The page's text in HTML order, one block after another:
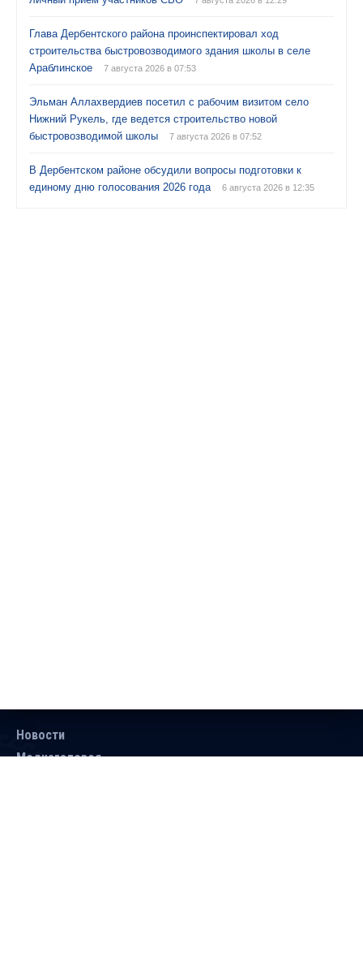
Глава Дербентского района проинспектировал ход
строительства быстровозводимого здания школы в селе
Араблинское
7 августа 2026 в 07:53
Эльман Аллахвердиев посетил с рабочим визитом село
Нижний Рукель, где ведется строительство новой
быстровозводимой школы
7 августа 2026 в 07:52
В Дербентском районе обсудили вопросы подготовки к
единому дню голосования 2026 года
6 августа 2026 в 12:35
Новости
Медиагалерея